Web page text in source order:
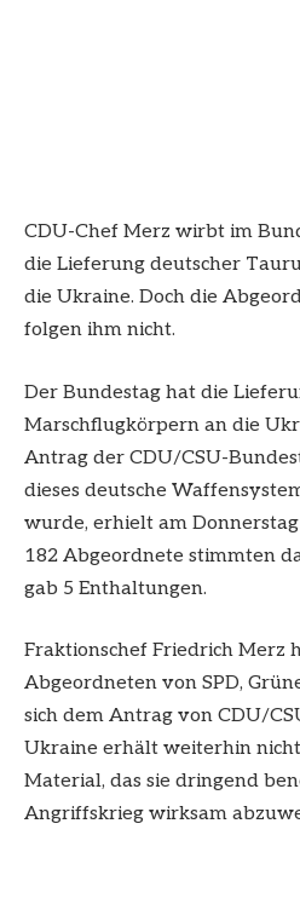
CDU-Chef Merz wirbt im
die Lieferung deutscher
die Ukraine. Doch die
folgen ihm nicht.
Der Bundestag hat die
Marschflugkörpern an die
Antrag der CDU/CSU-
dieses deutsche
wurde, erhielt am
182 Abgeordnete stimmten
gab 5 Enthaltungen.
Fraktionschef Friedrich Merz
Abgeordneten von SPD,
sich dem Antrag von CDU/
Ukraine erhält weiterhin
Material, das sie dringend
Angriffskrieg wirksam